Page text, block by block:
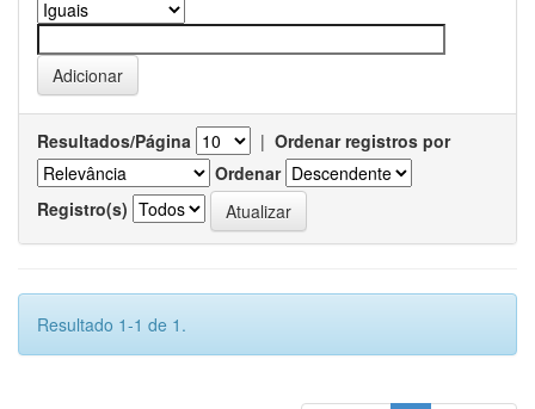
Resultados/Página | Ordenar registros por
Ordenar
Registro(s)
Resultado 1-1 de 1.